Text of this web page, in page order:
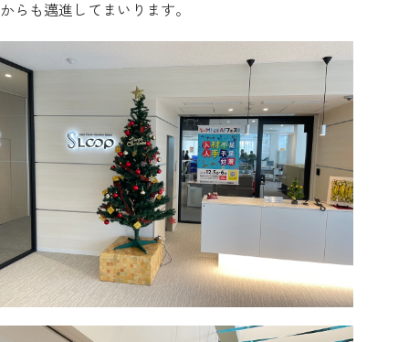
からも邁進してまいります。